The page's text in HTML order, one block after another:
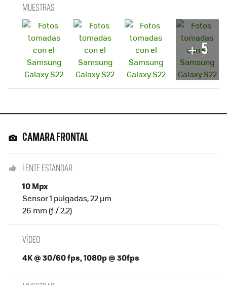
MUESTRAS
5
CAMARA FRONTAL
LENTE ESTÁNDAR
10 Mpx
Sensor 1 pulgadas, 22 µm
26 mm (ƒ / 2,2)
VÍDEO
4K @ 30/60 fps, 1080p @ 30fps